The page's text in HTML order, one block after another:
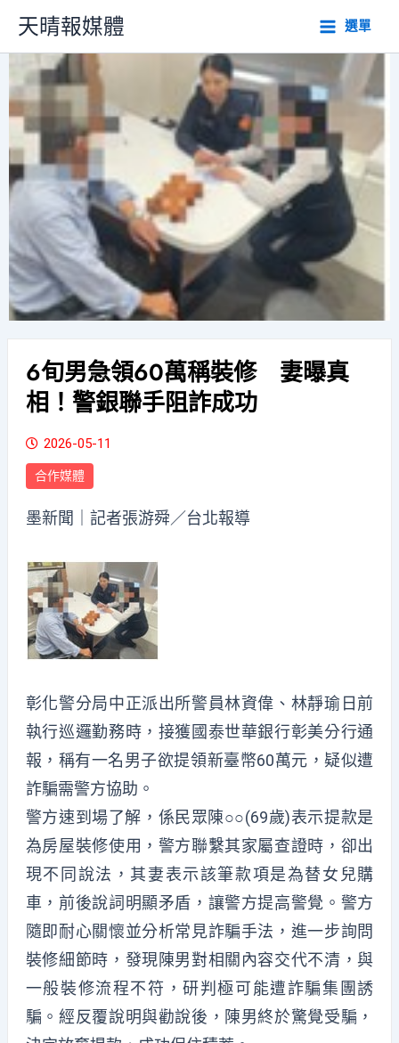
主
內
容
天晴報媒體 選單
6旬男急領60萬稱裝修 妻曝真
相！警銀聯手阻詐成功
2026-05-11
合作媒體
墨新聞 ｜記者張游舜／台北報導
彰化警分局中正派出所警員林資偉、林靜瑜日前
執行巡邏勤務時，接獲國泰世華銀行彰美分行通
報，稱有一名男子欲提領新臺幣60萬元，疑似遭
詐騙需警方協助。
警方速到場了解，係民眾陳○○(69歲)表示提款是
為房屋裝修使用，警方聯繫其家屬查證時，卻出
現不同說法，其妻表示該筆款項是為替女兒購
車，前後說詞明顯矛盾，讓警方提高警覺。警方
隨即耐心關懷並分析常見詐騙手法，進一步詢問
裝修細節時，發現陳男對相關內容交代不清，與
一般裝修流程不符，研判極可能遭詐騙集團誘
騙。經反覆說明與勸說後，陳男終於驚覺受騙，